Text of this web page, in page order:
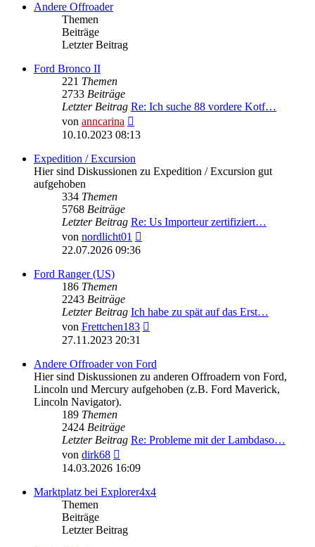
Andere Offroader
Themen
Beiträge
Letzter Beitrag
Ford Bronco II
221 Themen
2733 Beiträge
Letzter Beitrag Re: Ich suche 88 vordere Kotf…
von anncarina
Beitrag
10.10.2023 08:13
Expedition / Excursion
Hier sind Diskussionen zu Expedition / Excursion gut
aufgehoben
334 Themen
5768 Beiträge
Letzter Beitrag Re: Us Importeur zertifiziert…
von nordlicht01
22.07.2026 09:36
Ford Ranger (US)
186 Themen
2243 Beiträge
Letzter Beitrag Ich habe zu spät auf das Erst…
von Frettchen183
27.11.2023 20:31
Andere Offroader von Ford
Hier sind Diskussionen zu anderen Offroadern von Ford,
Lincoln und Mercury aufgehoben (z.B. Ford Maverick,
Lincoln Navigator).
189 Themen
2424 Beiträge
Letzter Beitrag Re: Probleme mit der Lambdaso…
von dirk68
Beitrag
14.03.2026 16:09
Marktplatz bei Explorer4x4
Themen
Beiträge
Letzter Beitrag